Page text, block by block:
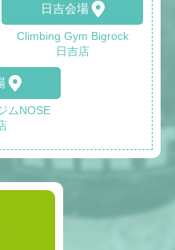
日吉会場
Climbing Gym Bigrock
日吉店
ムNOSE